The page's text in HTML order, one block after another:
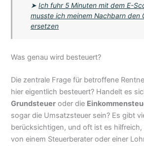
➤Ich fuhr 5 Minuten mit dem E-
musste ich meinem Nachbarn den
ersetzen
Was genau wird besteuert?
Die zentrale Frage für betroffene
hier eigentlich besteuert? Handelt es
Grundsteuer oder die
sogar die Umsatzsteuer sein? Es gibt
berücksichtigen, und oft ist es
von einem Steuerberater oder einer